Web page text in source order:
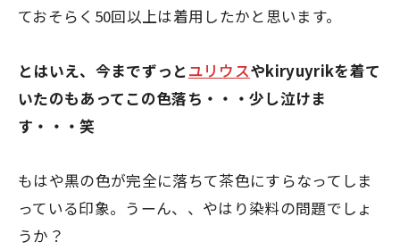
ておそらく50回以上は着用したかと思います。
とはいえ、今までずっとユリウスやkiryuyrikを着て
いたのもあってこの色落ち・・・少し泣けま
す・・・笑
もはや黒の色が完全に落ちて茶色にすらなってしま
っている印象。うーん、、やはり染料の問題でしょ
うか？